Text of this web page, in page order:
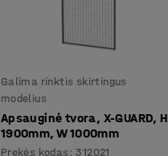
Galima rinktis skirtingus
modelius
Apsauginė tvora, X-GUARD, H
1900mm, W 1000mm
Prekės kodas :312021